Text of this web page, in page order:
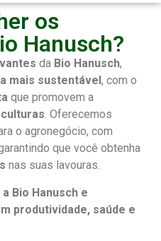
os
Hanusch?
da Bio Hanusch,
mais sustentável , com o
que promovem a
. Oferecemos
o agronegócio, com
que você obtenha
nas suas lavouras.
Bio Hanusch e
produtividade, saúde e